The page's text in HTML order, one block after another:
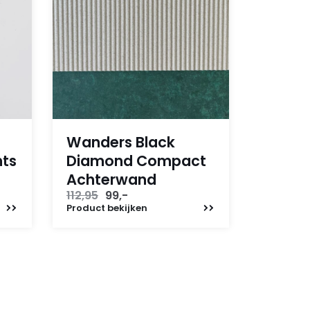
Wanders Black
Diamond Compact
Achterwand
112,95 Oorspronkelijke
prijs
99,-
prijs
Product bekijken